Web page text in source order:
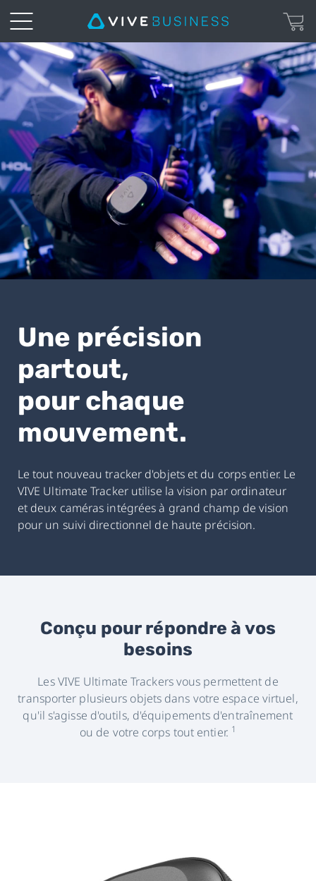
VIVE
Ultimate
Tracker
|
VIVE
Business
Canada
Une précision
partout,
pour chaque
mouvement.
Le tout nouveau tracker d'objets et du corps entier. Le
VIVE Ultimate Tracker utilise la vision par ordinateur
et deux caméras intégrées à grand champ de vision
pour un suivi directionnel de haute précision.
Conçu pour répondre à vos
besoins
Les VIVE Ultimate Trackers vous permettent de
transporter plusieurs objets dans votre espace virtuel,
qu'il s'agisse d'outils, d'équipements d'entraînement
ou de votre corps tout entier. 1